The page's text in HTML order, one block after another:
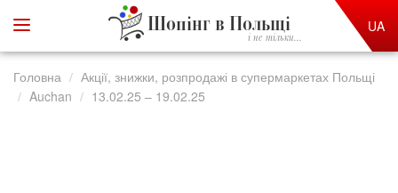
Шопінг в Польщі
і не тільки...
UA
Головна
Акції, знижки, розпродажі в супермаркетах Польщі
Auchan
13.02.25 – 19.02.25